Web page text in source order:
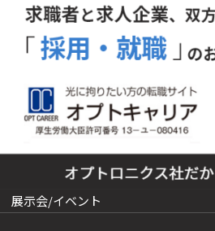
展示会/イベント